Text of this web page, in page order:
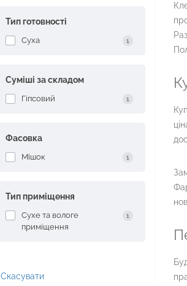
Тип готовності
Суха 1
Суміші за складом
Гіпсовий 1
Фасовка
Мішок 1
Тип приміщення
Сухе та вологе
приміщення
1
Скасувати